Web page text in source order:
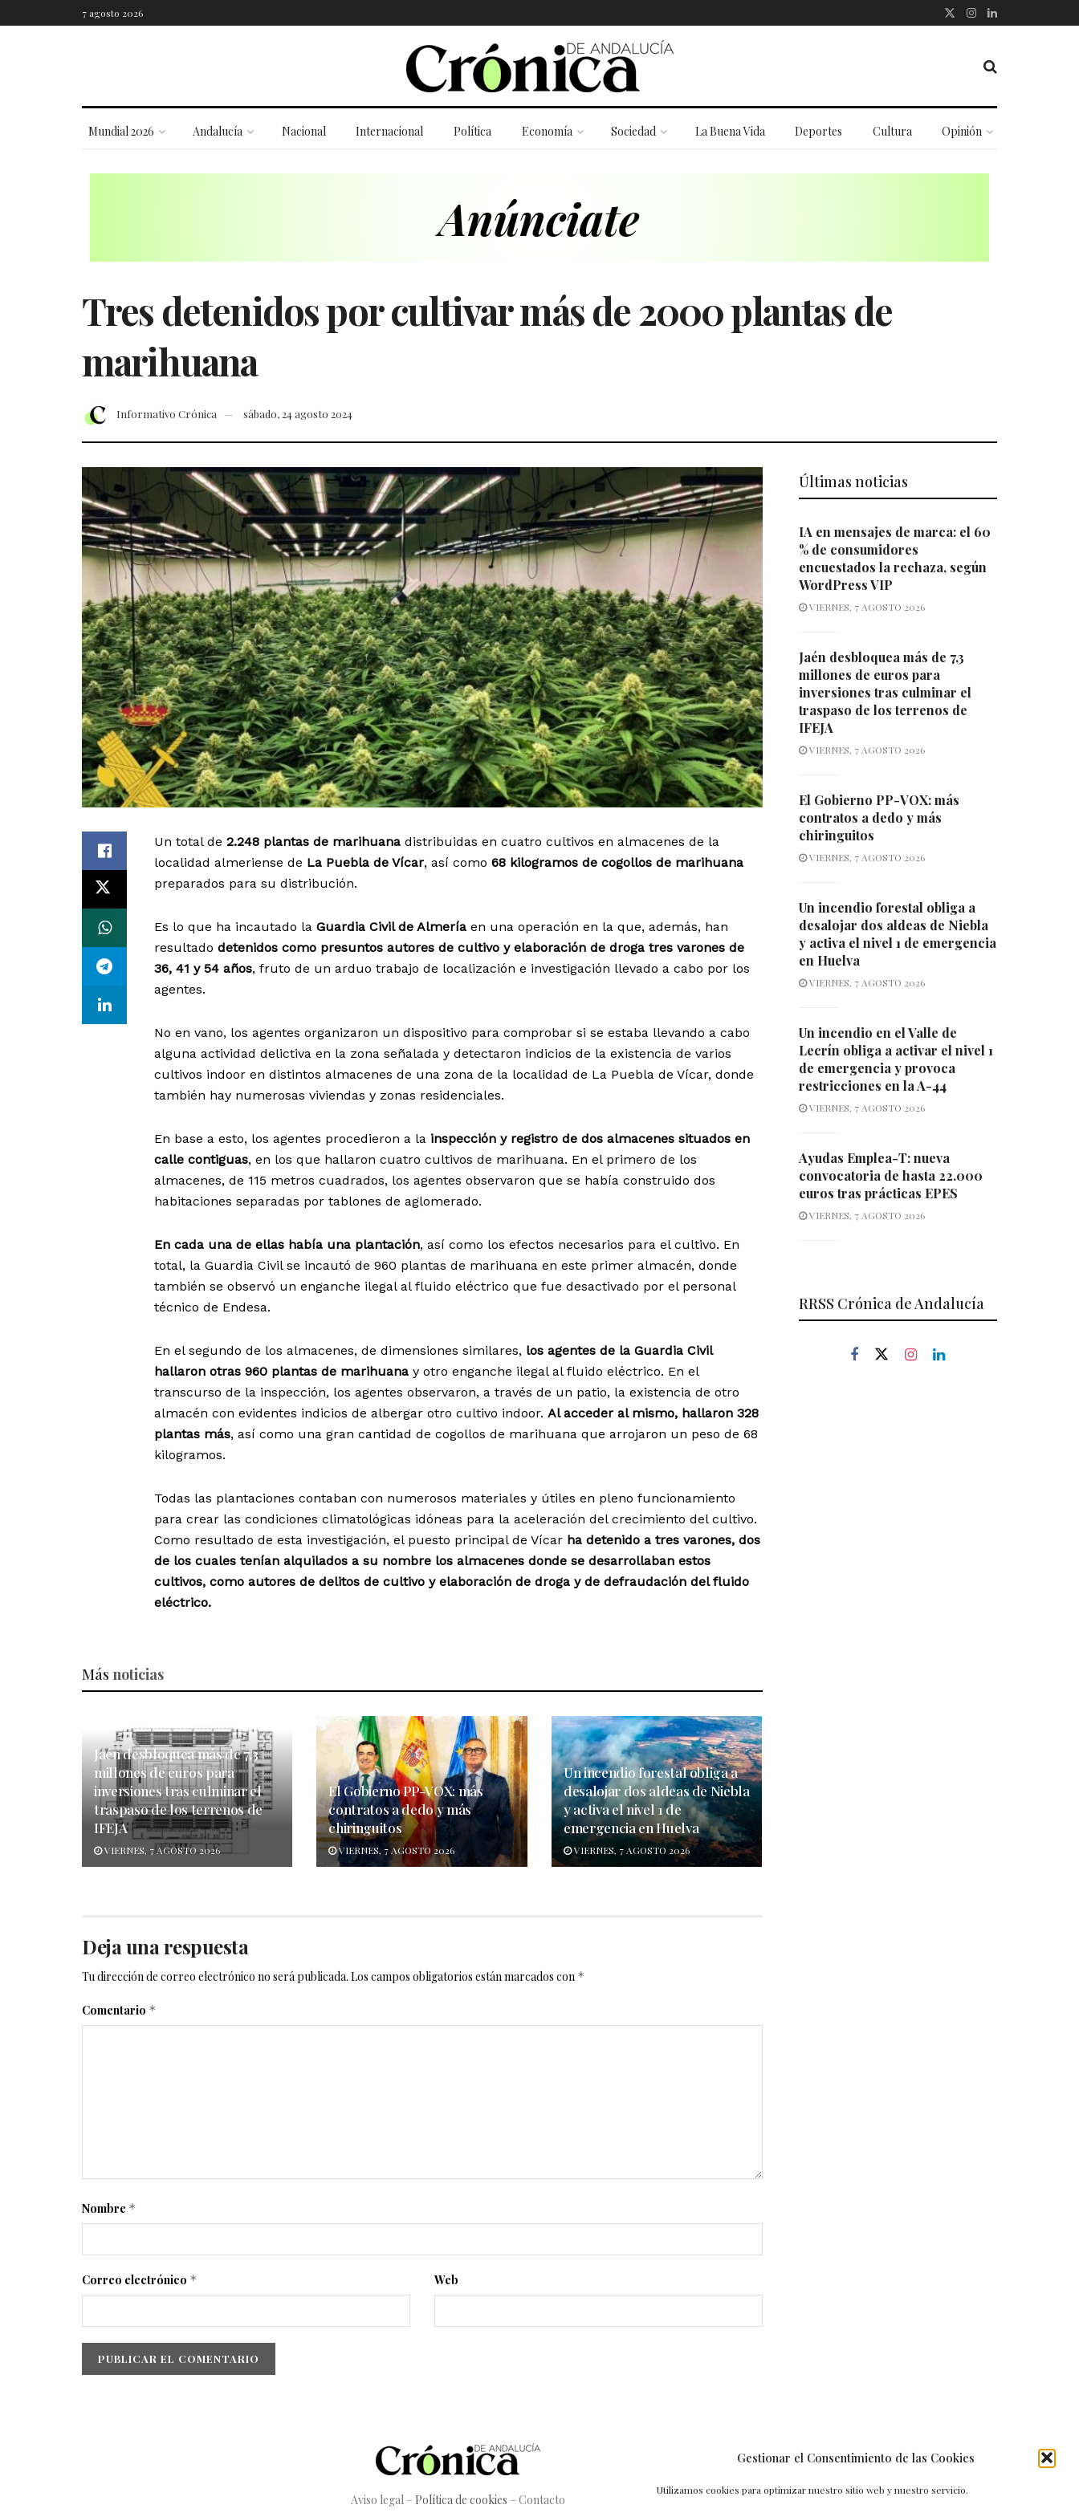
Gestionar el Consentimiento de las Cookies
Utilizamos cookies para optimizar nuestro sitio web y nuestro servicio.
7 agosto 2026
Mundial 2026 Andalucía Nacional Internacional Política Economía Sociedad La Buena Vida Deportes Cultura Opinión
Tres detenidos por cultivar más de 2000 plantas de
marihuana
Informativo Crónica sábado, 24 agosto 2024
Un total de 2.248 plantas de marihuana distribuidas en cuatro cultivos en almacenes de la
localidad almeriense de La Puebla de Vícar, así como 68 kilogramos de cogollos de marihuana
preparados para su distribución.
Es lo que ha incautado la Guardia Civil de Almería en una operación en la que, además, han
resultado detenidos como presuntos autores de cultivo y elaboración de droga tres varones de
36, 41 y 54 años, fruto de un arduo trabajo de localización e investigación llevado a cabo por los
agentes.
No en vano, los agentes organizaron un dispositivo para comprobar si se estaba llevando a cabo
alguna actividad delictiva en la zona señalada y detectaron indicios de la existencia de varios
cultivos indoor en distintos almacenes de una zona de la localidad de La Puebla de Vícar, donde
también hay numerosas viviendas y zonas residenciales.
En base a esto, los agentes procedieron a la inspección y registro de dos almacenes situados en
calle contiguas, en los que hallaron cuatro cultivos de marihuana. En el primero de los
almacenes, de 115 metros cuadrados, los agentes observaron que se había construido dos
habitaciones separadas por tablones de aglomerado.
En cada una de ellas había una plantación, así como los efectos necesarios para el cultivo. En
total, la Guardia Civil se incautó de 960 plantas de marihuana en este primer almacén, donde
también se observó un enganche ilegal al fluido eléctrico que fue desactivado por el personal
técnico de Endesa.
En el segundo de los almacenes, de dimensiones similares, los agentes de la Guardia Civil
hallaron otras 960 plantas de marihuana y otro enganche ilegal al fluido eléctrico. En el
transcurso de la inspección, los agentes observaron, a través de un patio, la existencia de otro
almacén con evidentes indicios de albergar otro cultivo indoor. Al acceder al mismo, hallaron 328
plantas más, así como una gran cantidad de cogollos de marihuana que arrojaron un peso de 68
kilogramos.
Todas las plantaciones contaban con numerosos materiales y útiles en pleno funcionamiento
para crear las condiciones climatológicas idóneas para la aceleración del crecimiento del cultivo.
Como resultado de esta investigación, el puesto principal de Vícar ha detenido a tres varones, dos
de los cuales tenían alquilados a su nombre los almacenes donde se desarrollaban estos
cultivos, como autores de delitos de cultivo y elaboración de droga y de defraudación del fluido
eléctrico.
Más noticias
Jaén desbloquea más de 7,3
millones de euros para
inversiones tras culminar el
traspaso de los terrenos de
IFEJA
VIERNES, 7 AGOSTO 2026
El Gobierno PP-VOX: más
contratos a dedo y más
chiringuitos
VIERNES, 7 AGOSTO 2026
Un incendio forestal obliga a
desalojar dos aldeas de Niebla
y activa el nivel 1 de
emergencia en Huelva
VIERNES, 7 AGOSTO 2026
Deja una respuesta
Tu dirección de correo electrónico no será publicada. Los campos obligatorios están marcados con *
Comentario *
Nombre *
Correo electrónico * Web
Últimas noticias
IA en mensajes de marca: el 60
% de consumidores
encuestados la rechaza, según
WordPress VIP
VIERNES, 7 AGOSTO 2026
Jaén desbloquea más de 7,3
millones de euros para
inversiones tras culminar el
traspaso de los terrenos de
IFEJA
VIERNES, 7 AGOSTO 2026
El Gobierno PP-VOX: más
contratos a dedo y más
chiringuitos
VIERNES, 7 AGOSTO 2026
Un incendio forestal obliga a
desalojar dos aldeas de Niebla
y activa el nivel 1 de emergencia
en Huelva
VIERNES, 7 AGOSTO 2026
Un incendio en el Valle de
Lecrín obliga a activar el nivel 1
de emergencia y provoca
restricciones en la A-44
VIERNES, 7 AGOSTO 2026
Ayudas Emplea-T: nueva
convocatoria de hasta 22.000
euros tras prácticas EPES
VIERNES, 7 AGOSTO 2026
RRSS Crónica de Andalucía
Aviso legal– Política de cookies – Contacto